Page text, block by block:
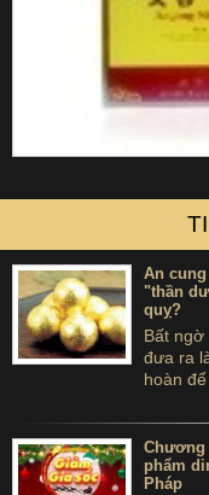
An
"thần
quỵ?
Bất
đưa ra
hoàn
...tự
có thể
không?
Chương
phẩm
Pháp